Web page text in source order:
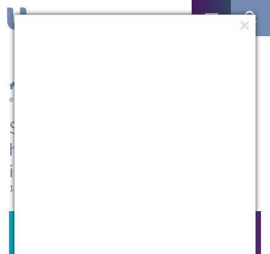
egressos ilustres
Semana do Economista presta
homenagem a egressos
ilustres
14.08.2013 | 09:25